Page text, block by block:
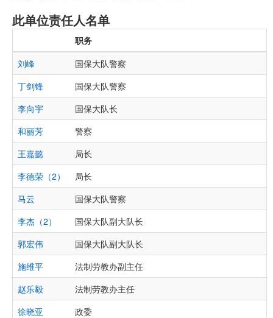
此单位责任人名单
职务
刘峰
国保大队警察
丁剑锋
国保大队警察
李向宇
国保大队长
和丽芳
警察
王嘉懿
局长
李德荣（2）
局长
马云
国保大队警察
李杰（2）
国保大队副大队长
郭宏伟
国保大队副大队长
施维平
法制劳教办副主任
赵乐毅
法制劳教办主任
徐晓亚
政委